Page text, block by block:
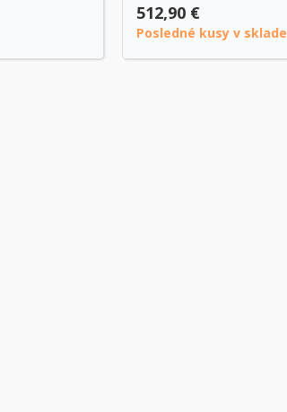
512,90 €
Posledné kusy v sklade